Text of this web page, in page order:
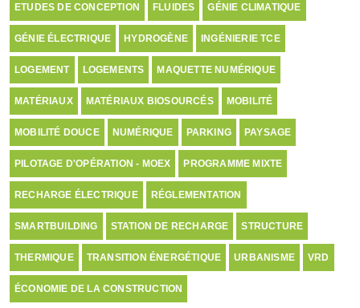
ETUDES DE CONCEPTION FLUIDES GÉNIE CLIMATIQUE
GÉNIE ÉLECTRIQUE HYDROGÈNE INGÉNIERIE TCE
LOGEMENT LOGEMENTS MAQUETTE NUMÉRIQUE
MATÉRIAUX MATÉRIAUX BIOSOURCÉS MOBILITÉ
MOBILITÉ DOUCE NUMÉRIQUE PARKING PAYSAGE
PILOTAGE D'OPÉRATION - MOEX PROGRAMME MIXTE
RECHARGE ÉLECTRIQUE RÉGLEMENTATION
SMARTBUILDING STATION DE RECHARGE STRUCTURE
THERMIQUE TRANSITION ÉNERGÉTIQUE URBANISME VRD
ÉCONOMIE DE LA CONSTRUCTION